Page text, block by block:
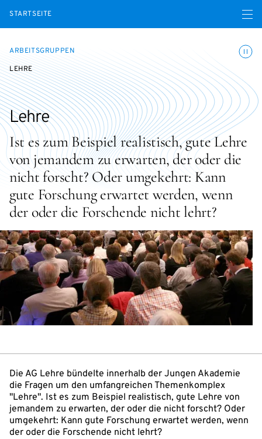
STARTSEITE Menü
ARBEITSGRUPPEN
LEHRE
Lehre
Ist es zum Beispiel realistisch, gute Lehre
von jemandem zu erwarten, der oder die
nicht forscht? Oder umgekehrt: Kann
gute Forschung erwartet werden, wenn
der oder die Forschende nicht lehrt?
Die AG Lehre bündelte innerhalb der Jungen Akademie
die Fragen um den umfangreichen Themenkomplex
"Lehre". Ist es zum Beispiel realistisch, gute Lehre von
jemandem zu erwarten, der oder die nicht forscht? Oder
umgekehrt: Kann gute Forschung erwartet werden, wenn
der oder die Forschende nicht lehrt?